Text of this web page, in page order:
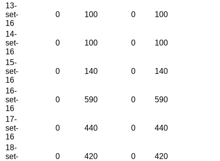
13-
set-
16
0 100 0 100
14-
set-
16
0 100 0 100
15-
set-
16
0 140 0 140
16-
set-
16
0 590 0 590
17-
set-
16
0 440 0 440
18-
set-
0 420 0 420